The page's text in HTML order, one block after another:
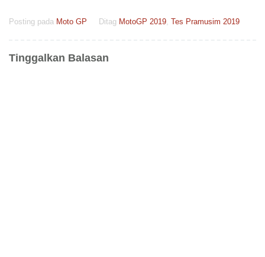
Posting pada Moto GP Ditag MotoGP 2019, Tes Pramusim 2019
Tinggalkan Balasan